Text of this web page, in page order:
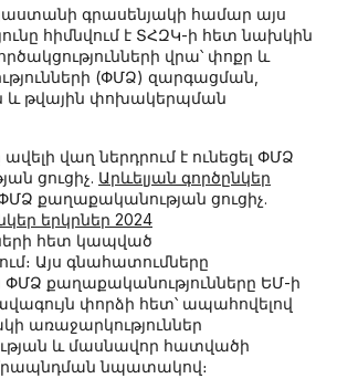
գրասենյակի համար այս
հիմնվում է ՏՀԶԿ-ի հետ նախկին
վրա՝ փոքր և
(ՓՄՁ) զարգացման,
և թվային փոխակերպման
վաղ ներդրում է ունեցել ՓՄՁ
ցուցիչ. Արևելյան գործընկեր
քաղաքականության ցուցիչ.
երկրներ 2024
հետ կապված
Այս գնահատումները
քաղաքականությունները ԵՄ-ի
փորձի հետ՝ ապահովելով
առաջարկություններ
և մասնավոր հատվածի
նպատակով։